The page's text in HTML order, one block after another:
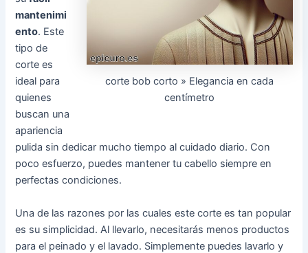
corte bob corto » Elegancia en cada
centímetro
mantenimi
ento. Este
tipo de
corte es
ideal para
quienes
buscan una
apariencia
pulida sin dedicar mucho tiempo al cuidado diario. Con
poco esfuerzo, puedes mantener tu cabello siempre en
perfectas condiciones.
Una de las razones por las cuales este corte es tan popular
es su simplicidad. Al llevarlo, necesitarás menos productos
para el peinado y el lavado. Simplemente puedes lavarlo y